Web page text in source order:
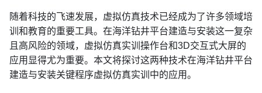
随着科技的飞速发展，虚拟仿真技术已经成为了许多领域培
训和教育的重要工具。在海洋钻井平台建造与安装这一复杂
且高风险的领域，虚拟仿真实训操作台和3D交互式大屏的
应用显得尤为重要。本文将探讨这两种技术在海洋钻井平台
建造与安装关键程序虚拟仿真实训中的应用。